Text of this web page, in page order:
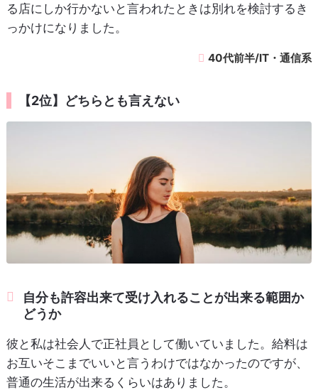
る店にしか行かないと言われたときは別れを検討するき
っかけになりました。
40代前半/IT・通信系
【2位】どちらとも言えない
自分も許容出来て受け入れることが出来る範囲か
どうか
彼と私は社会人で正社員として働いていました。給料は
お互いそこまでいいと言うわけではなかったのですが、
普通の生活が出来るくらいはありました。